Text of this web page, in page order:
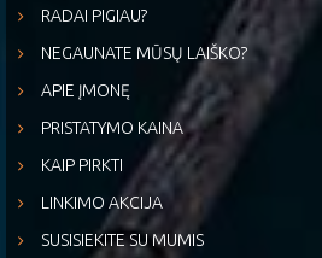
RADAI PIGIAU?
NEGAUNATE MŪSŲ LAIŠKO?
APIE ĮMONĘ
PRISTATYMO KAINA
KAIP PIRKTI
LINKIMO AKCIJA
SUSISIEKITE SU MUMIS